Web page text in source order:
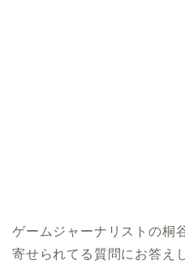
ゲームジャーナリストの桐
寄せられてる質問にお答え